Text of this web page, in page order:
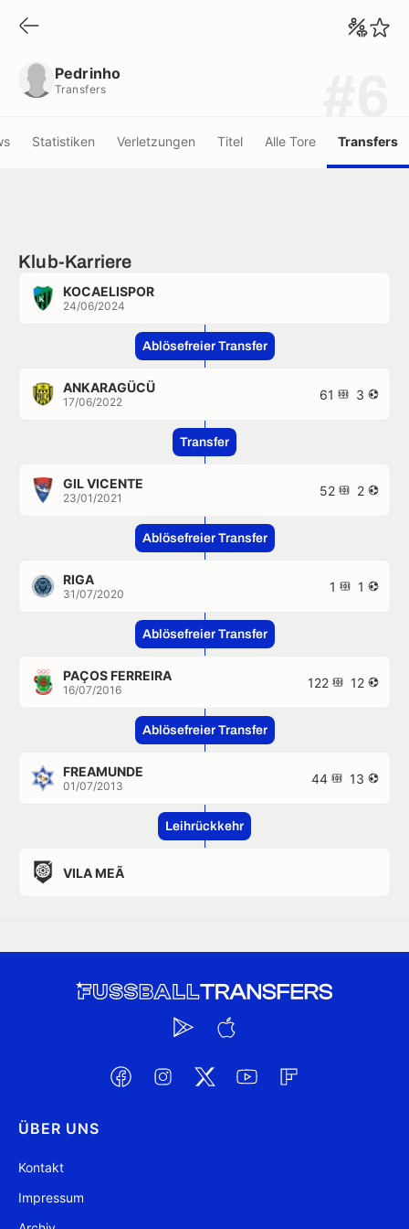
Pedrinho
Transfers
Statistiken Verletzungen Titel Alle Tore Transfers
Klub-Karriere
KOCAELISPOR
24/06/2024
Ablösefreier Transfer
ANKARAGÜCÜ
17/06/2022 61 3
Transfer
GIL VICENTE
23/01/2021 52 2
Ablösefreier Transfer
RIGA
31/07/2020 1 1
Ablösefreier Transfer
PAÇOS FERREIRA
16/07/2016 122 12
Ablösefreier Transfer
FREAMUNDE
01/07/2013 44 13
Leihrückkehr
VILA MEÃ
ÜBER UNS
Kontakt
Impressum